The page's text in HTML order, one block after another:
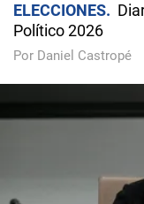
ELECCIONES
Político 2026
Por Daniel Castropé